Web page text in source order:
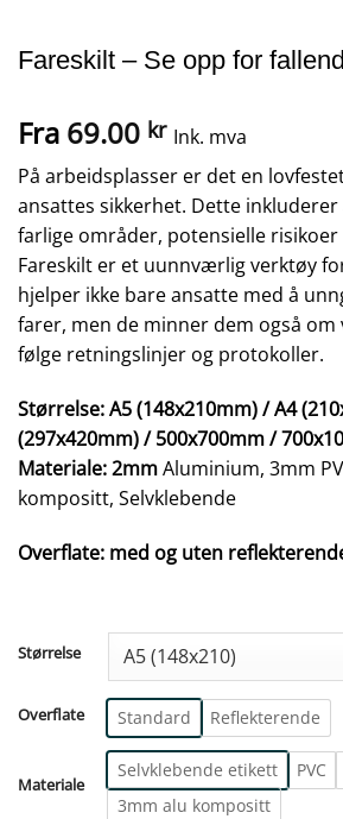
Fareskilt – Se opp for
Fra 69.00 kr Ink. mva
På arbeidsplasser er det en
ansattes sikkerhet. Dette
farlige områder, potensielle
Fareskilt er et uunnværlig verktøy
hjelper ikke bare ansatte med å
farer, men de minner dem også om
følge retningslinjer og protokoller.
Størrelse: A5 (148x210mm) / A4
(297x420mm) / 500x700mm /
Materiale: 2mmAluminium, 3mm
kompositt, Selvklebende
Overflate: med og uten
Størrelse
Overflate Standard Reflekterende
Materiale
Selvklebende etikett PVC
3mm alu kompositt